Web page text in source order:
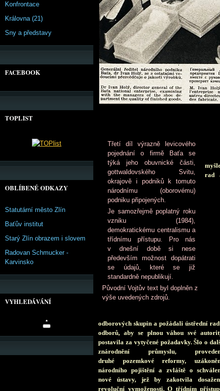
Třetí díl výrazně levicového
pojednání o firmě Baťa se
týká jeho obuvnické části,
gottwaldovského Svitu,
okrajově i podniků k tomuto
národnímu (oborovému)
podniku připojených.
Je samozřejmě poplatný roku
vzniku (1984),
demokratickému centralismu a
třídnímu přístupu. Pro nás
v dnešní době si nese
především možnost dopátrati
se údajů, které se již
standardně nepublikují.
Původní Vojtův text byl doplněn z
výše uvedených zdrojů.
rad
odborových skupin a požádali ústřední
odborů, aby se plnou váhou své
postavila za vytyčené požadavky. Šlo o
znárodnění průmyslu,
druhé pozemkové reformy,
národního pojištění a zvláště o
nové ústavy, jež by zakotvila
revoluční vymoženosti. O třídním
Konfrontace
Královna (21)
Sny a představy
FACEBOOK
TOPLIST
OBLÍBENÉ ODKAZY
Statutární město Zlín
Baťův institut
Starý Zlín obrazem i slovem
Radovan Schmucker -
Karvinsko
VYHLEDÁVÁNÍ